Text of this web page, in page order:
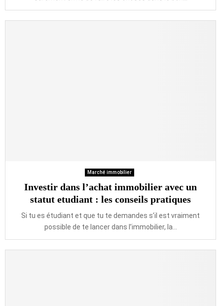
Marché immobilier
Investir dans l’achat immobilier avec un
statut etudiant : les conseils pratiques
Si tu es étudiant et que tu te demandes s’il est vraiment
possible de te lancer dans l’immobilier, la...